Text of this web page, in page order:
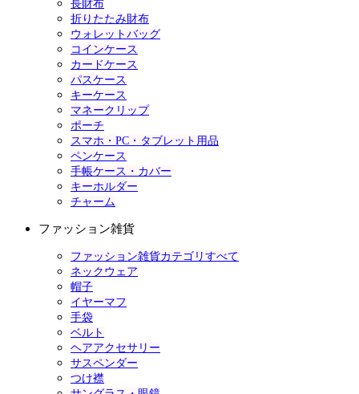
長財布
折りたたみ財布
ウォレットバッグ
コインケース
カードケース
パスケース
キーケース
マネークリップ
ポーチ
スマホ・PC・タブレット用品
ペンケース
手帳ケース・カバー
キーホルダー
チャーム
ファッション雑貨
ファッション雑貨カテゴリすべて
ネックウェア
帽子
イヤーマフ
手袋
ベルト
ヘアアクセサリー
サスペンダー
つけ襟